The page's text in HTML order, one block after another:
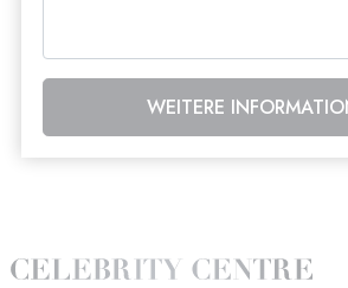
WEITERE